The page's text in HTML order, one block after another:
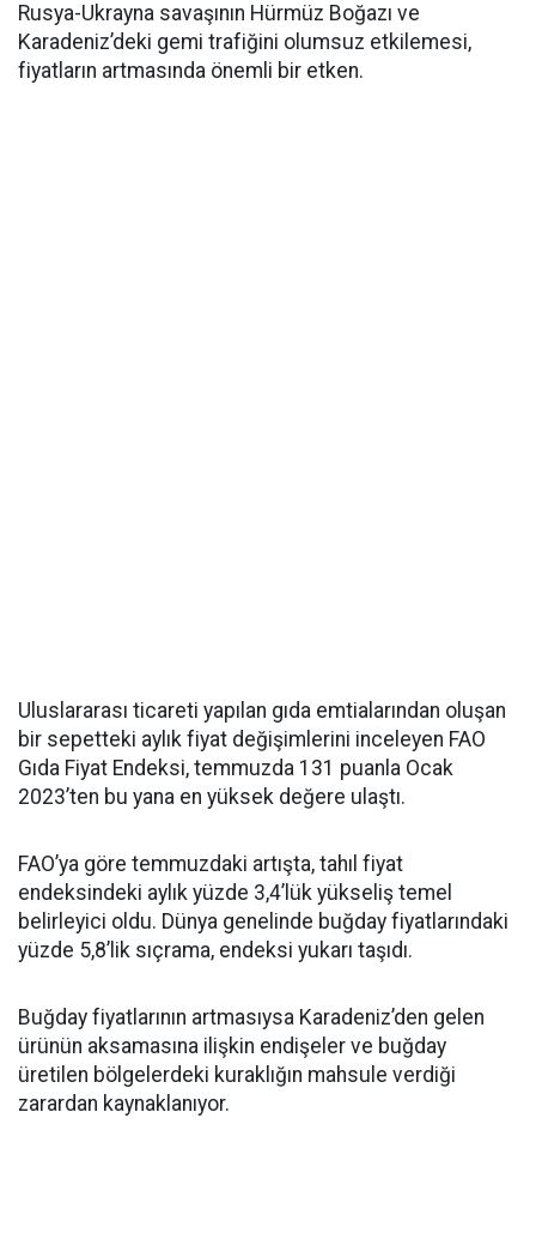
Rusya-Ukrayna savaşının Hürmüz Boğazı ve
Karadeniz’deki gemi trafiğini olumsuz etkilemesi,
fiyatların artmasında önemli bir etken.
Uluslararası ticareti yapılan gıda emtialarından oluşan
bir sepetteki aylık fiyat değişimlerini inceleyen FAO
Gıda Fiyat Endeksi, temmuzda 131 puanla Ocak
2023’ten bu yana en yüksek değere ulaştı.
FAO’ya göre temmuzdaki artışta, tahıl fiyat
endeksindeki aylık yüzde 3,4’lük yükseliş temel
belirleyici oldu. Dünya genelinde buğday fiyatlarındaki
yüzde 5,8’lik sıçrama, endeksi yukarı taşıdı.
Buğday fiyatlarının artmasıysa Karadeniz’den gelen
ürünün aksamasına ilişkin endişeler ve buğday
üretilen bölgelerdeki kuraklığın mahsule verdiği
zarardan kaynaklanıyor.